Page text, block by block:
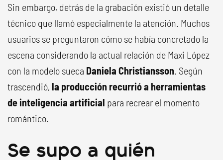
Sin embargo, detrás de la grabación existió un detalle
técnico que llamó especialmente la atención. Muchos
usuarios se preguntaron cómo se había concretado la
escena considerando la actual relación de Maxi López
con la modelo sueca Daniela Christiansson. Según
trascendió, la producción recurrió a herramientas
de inteligencia artificial para recrear el momento
romántico.
Se supo a quién